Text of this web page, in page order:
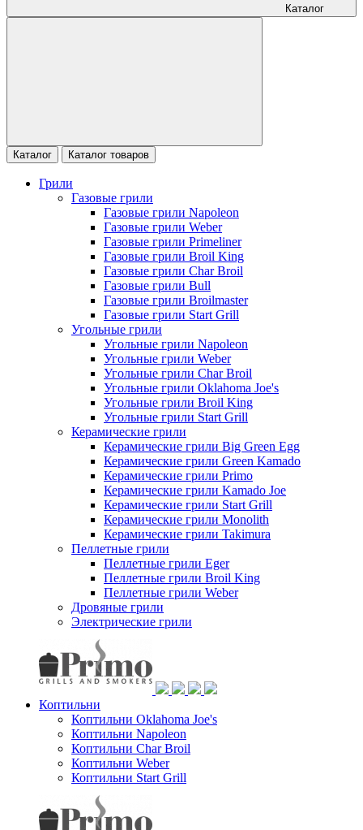
Каталог
Каталог Каталог товаров
Грили
Газовые грили
Газовые грили Napoleon
Газовые грили Weber
Газовые грили Primeliner
Газовые грили Broil King
Газовые грили Char Broil
Газовые грили Bull
Газовые грили Broilmaster
Газовые грили Start Grill
Угольные грили
Угольные грили Napoleon
Угольные грили Weber
Угольные грили Char Broil
Угольные грили Oklahoma Joe's
Угольные грили Broil King
Угольные грили Start Grill
Керамические грили
Керамические грили Big Green Egg
Керамические грили Green Kamado
Керамические грили Primo
Керамические грили Kamado Joe
Керамические грили Start Grill
Керамические грили Monolith
Керамические грили Takimura
Пеллетные грили
Пеллетные грили Eger
Пеллетные грили Broil King
Пеллетные грили Weber
Дровяные грили
Электрические грили
Коптильни
Коптильни Oklahoma Joe's
Коптильни Napoleon
Коптильни Char Broil
Коптильни Weber
Коптильни Start Grill